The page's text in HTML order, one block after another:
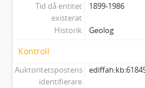
Tid då entitet
existerat
1899-1986
Historik Geolog
Kontroll
Auktoritetspostens
identifierare